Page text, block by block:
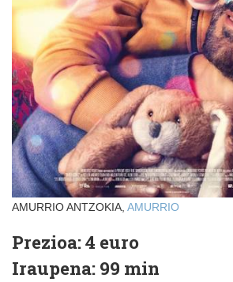
AMURRIO ANTZOKIA, AMURRIO
Prezioa: 4 euro
Iraupena: 99 min